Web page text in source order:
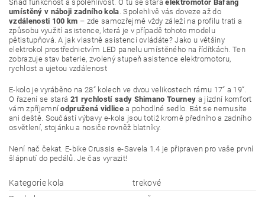
Snad funkčnost a spolehlivost. O tu se staráelektromotor Bafang
umístěný v náboji zadního kola. Spolehlivě vás doveze až do
vzdálenosti 100 km – zde samozřejmě vždy záleží na profilu trati a
způsobu využití asistence, která je v případě tohoto modelu
pětistupňová. A jak vlastně asistenci ovládáte? Jako u většiny
elektrokol prostřednictvím LED panelu umístěného na řídítkách. Ten
zobrazuje stav baterie, zvolený stupeň asistence elektromotoru,
rychlost a ujetou vzdálenost
E-kolo je vyráběno na 28“ kolech ve dvou velikostech rámu 17“ a 19“.
O řazení se stará 21 rychlostí sady Shimano Tourney a jízdní komfort
vám zpříjemníodpružená vidlicea pohodlné sedlo. Bát se nemusíte
ani deště. Součástí výbavy e-kola jsou totiž kromě předního a zadního
osvětlení, stojánku a nosiče rovněž blatníky.
Není nač čekat. E-bike Crussis e-Savela 1.4 je připraven pro vaše první
šlápnutí do pedálů. Je čas vyrazit!
Kategorie kola
trekové